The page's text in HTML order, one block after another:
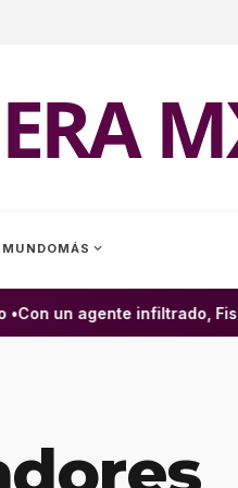
MUNDOMÁS expand_more
Con un agente infiltrado,